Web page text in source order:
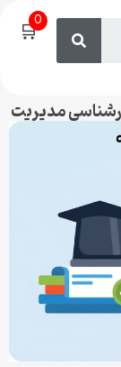
🛒0
مدیریت